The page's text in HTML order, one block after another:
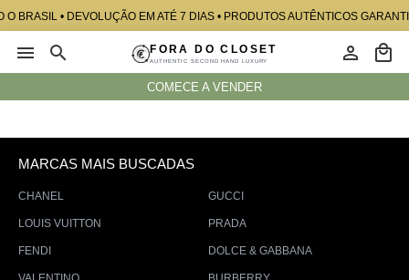
O BRASIL • DEVOLUÇÃO EM ATÉ 7 DIAS • PRODUTOS AUTÊNTICOS
ACESSÓRIOS
CALÇADOS
DESTAQUE
HOME
FDC
INFANTIL
FORA DO CLOSET
AUTHENTIC SECOND HAND LUXURY
Minhas
Conta
Devoluções
Modificar
Senha
COMECE A VENDER
MARCAS MAIS BUSCADAS
CHANEL GUCCI
LOUIS VUITTON PRADA
FENDI DOLCE & GABBANA